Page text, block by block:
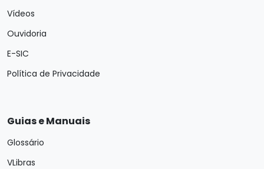
Vídeos
Ouvidoria
E-SIC
Política de Privacidade
Guias e Manuais
Glossário
VLibras